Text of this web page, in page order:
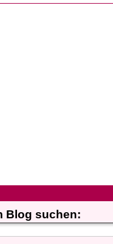
Blog suchen: